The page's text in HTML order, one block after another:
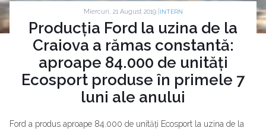
Miercuri, 21 August 2019 | INTERN
Producția Ford la uzina de la
Craiova a rămas constantă:
aproape 84.000 de unități
Ecosport produse în primele 7
luni ale anului
Ford a produs aproape 84.000 de unități Ecosport la uzina de la